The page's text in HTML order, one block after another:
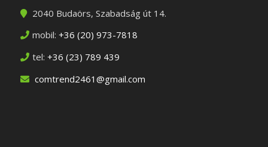
2040 Budaörs, Szabadság út 14.
mobil: +36 (20) 973-7818
tel: +36 (23) 789 439
comtrend2461@gmail.com